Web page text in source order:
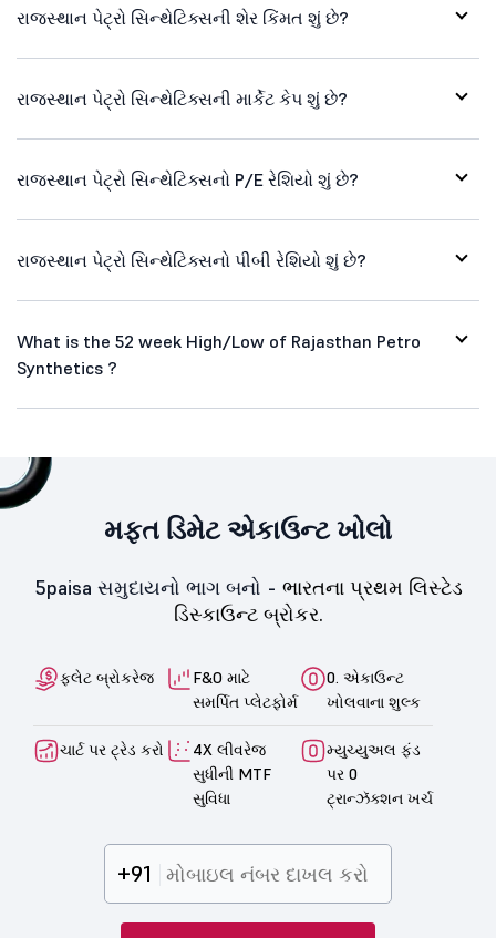
રાજસ્થાન પેટ્રો સિન્થેટિક્સની શેર કિંમત શું છે?
રાજસ્થાન પેટ્રો સિન્થેટિક્સની માર્કેટ કેપ શું છે?
રાજસ્થાન પેટ્રો સિન્થેટિક્સનો P/E રેશિયો શું છે?
રાજસ્થાન પેટ્રો સિન્થેટિક્સનો પીબી રેશિયો શું છે?
What is the 52 week High/Low of Rajasthan Petro
Synthetics ?
મફત ડિમેટ એકાઉન્ટ ખોલો
5paisa સમુદાયનો ભાગ બનો - ભારતના પ્રથમ લિસ્ટેડ
ડિસ્કાઉન્ટ બ્રોકર.
ફ્લેટ બ્રોકરેજ
F&O માટે
સમર્પિત પ્લેટફોર્મ
0. એકાઉન્ટ
ખોલવાના શુલ્ક
ચાર્ટ પર ટ્રેડ કરો
4X લીવરેજ
સુધીની MTF
સુવિધા
મ્યુચ્યુઅલ ફંડ
પર 0
ટ્રાન્ઝૅક્શન ખર્ચ
+91